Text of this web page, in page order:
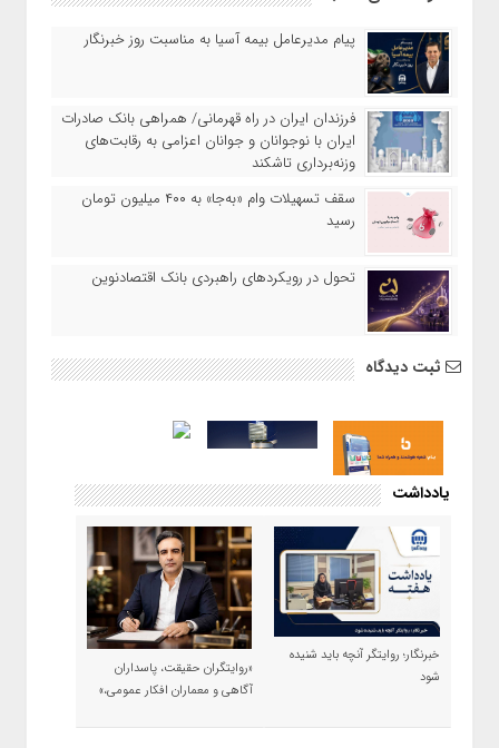
پیام مدیرعامل بیمه آسیا به مناسبت روز خبرنگار
​فرزندان ایران در راه قهرمانی/ همراهی بانک صادرات
ایران با نوجوانان و جوانان اعزامی به رقابت‌های
وزنه‌برداری تاشکند
سقف تسهیلات وام «به‌جا» به ۴۰۰ میلیون تومان
رسید
تحول در رویکردهای راهبردی بانک اقتصادنوین
ثبت دیدگاه
یادداشت
خبرنگار؛ روایتگر آنچه باید شنیده
شود
«روایتگران حقیقت، پاسداران
آگاهی و معماران افکار عمومی،»